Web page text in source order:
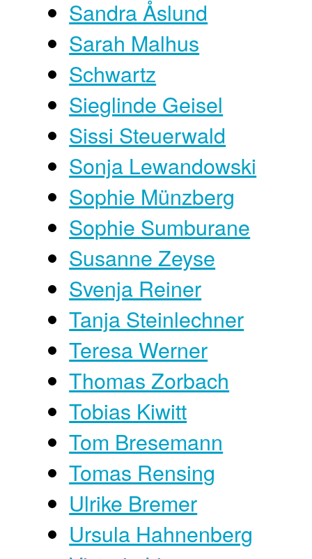
Sandra Åslund
Sarah Malhus
Schwartz
Sieglinde Geisel
Sissi Steuerwald
Sonja Lewandowski
Sophie Münzberg
Sophie Sumburane
Susanne Zeyse
Svenja Reiner
Tanja Steinlechner
Teresa Werner
Thomas Zorbach
Tobias Kiwitt
Tom Bresemann
Tomas Rensing
Ulrike Bremer
Ursula Hahnenberg